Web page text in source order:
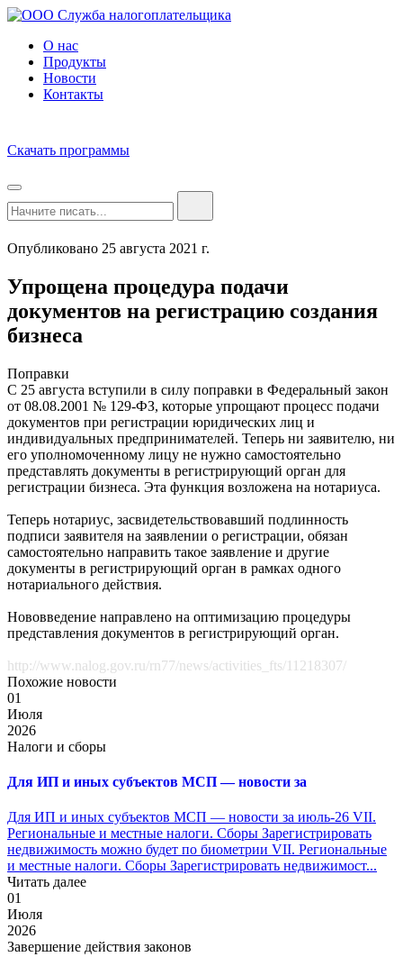
О нас
Продукты
Новости
Контакты
Скачать программы
Опубликовано 25 августа 2021 г.
Упрощена процедура подачи
документов на регистрацию создания
бизнеса
Поправки
С 25 августа вступили в силу поправки в Федеральный закон
от 08.08.2001 № 129-ФЗ, которые упрощают процесс подачи
документов при регистрации юридических лиц и
индивидуальных предпринимателей. Теперь ни заявителю, ни
его уполномоченному лицу не нужно самостоятельно
представлять документы в регистрирующий орган для
регистрации бизнеса. Эта функция возложена на нотариуса.
Теперь нотариус, засвидетельствовавший подлинность
подписи заявителя на заявлении о регистрации, обязан
самостоятельно направить такое заявление и другие
документы в регистрирующий орган в рамках одного
нотариального действия.
Нововведение направлено на оптимизацию процедуры
представления документов в регистрирующий орган.
http://www.nalog.gov.ru/rn77/news/activities_fts/11218307/
Похожие новости
01
Июля
2026
Налоги и сборы
Для ИП и иных субъектов МСП — новости за
Для ИП и иных субъектов МСП — новости за июль-26 VII.
Региональные и местные налоги. Сборы Зарегистрировать
недвижимость можно будет по биометрии VII. Региональные
и местные налоги. Сборы Зарегистрировать недвижимост...
Читать далее
01
Июля
2026
Завершение действия законов